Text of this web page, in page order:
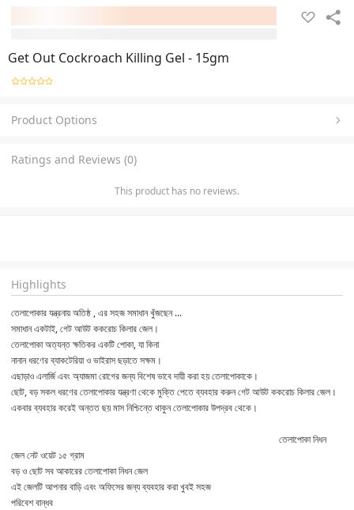
Get Out Cockroach Killing Gel - 15gm
Product Options
Ratings and Reviews (0)
This product has no reviews.
Highlights
তেলাপোকার যন্ত্রনায় অতিষ্ঠ , এর সহজ সমাধান খুঁজছেন ...
সমাধান একটাই, গেট আউট ককরোচ কিলার জেল।
তেলাপোকা অত্যন্ত ক্ষতিকর একটি পোকা, যা কিনা
নানান ধরণের ব্যাকটেরিয়া ও ভাইরাস ছড়াতে সক্ষম।
এছাড়াও এলার্জি এবং অ্যাজমা রোগের জন্য বিশেষ ভাবে দায়ী করা হয় তেলাপোকাকে।
ছোট, বড় সকল ধরণের তেলাপোকার যন্ত্রণা থেকে মুক্তি পেতে ব্যবহার করুন গেট আউট ককরোচ কিলার জেল।
একবার ব্যবহার করেই অন্তত ছয় মাস নিশ্চিন্তে থাকুন তেলাপোকার উপদ্রব থেকে।
                                                                                                                 তেলাপোকা নিধন
জেল নেট ওয়েট ১৫ গ্রাম
বড় ও ছোট সব আকারের তেলাপোকা নিধন জেল
এই জেলটি আপনার বাড়ি এবং অফিসের জন্য ব্যবহার করা খুবই সহজ
পরিবেশ বান্ধব